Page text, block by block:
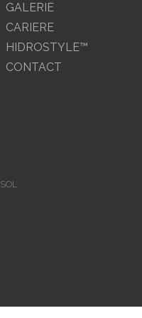
GALERIE
CARIERE
HIDROSTYLE™
CONTACT
SOL